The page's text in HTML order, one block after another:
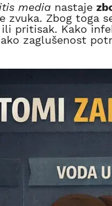
media nastaje
zvuka. Zbog toga
pritisak. Kako
zaglušenost